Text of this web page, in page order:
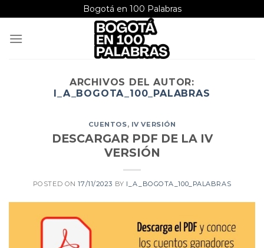
al
contenido
Bogotá en 100 Palabras
ARCHIVOS DEL AUTOR:
I_A_BOGOTA_100_PALABRAS
CUENTOS, IV VERSIÓN
DESCARGAR PDF DE LA IV
VERSIÓN
POSTED ON17/11/2023 BY I_A_BOGOTA_100_PALABRAS